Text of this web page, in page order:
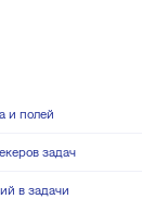
и полей
задач
в задачи